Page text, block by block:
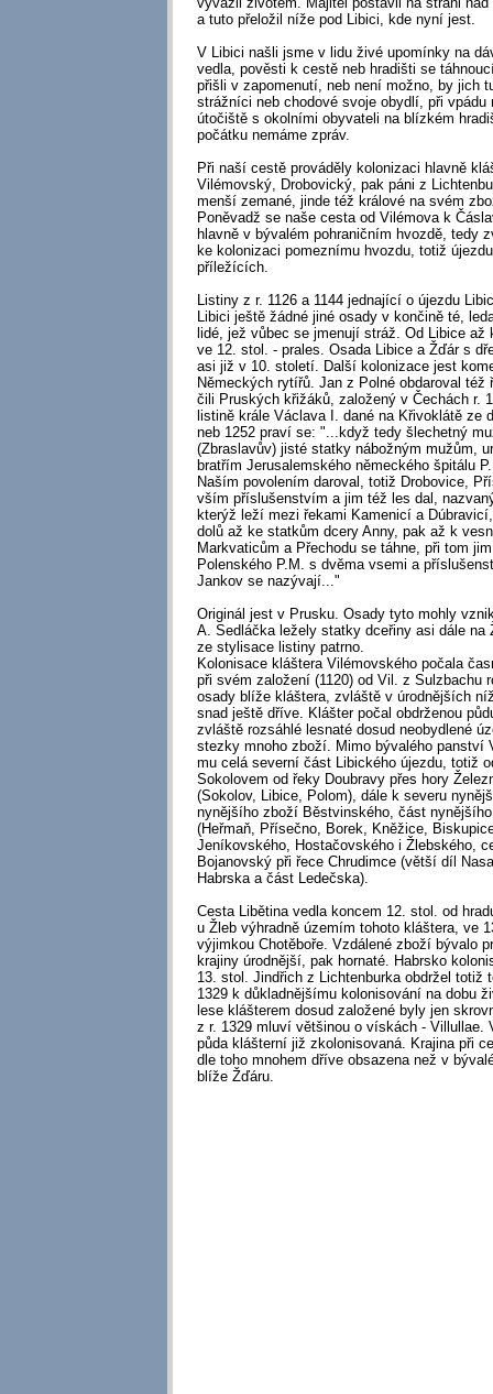
a tuto přeložil níže pod Libici, kde nyní jest.
V Libici našli jsme v lidu živé upomínky na
vedla, pověsti k cestě neb hradišti se
přišli v zapomenutí, neb není možno, by jich
strážníci neb chodové svoje obydlí, při vpádu
útočiště s okolními obyvateli na blízkém
počátku nemáme zpráv.
Při naší cestě prováděly kolonizaci hlavně
Vilémovský, Drobovický, pak páni z
menší zemané, jinde též králové na svém
Poněvadž se naše cesta od Vilémova k
hlavně v bývalém pohraničním hvozdě, tedy
ke kolonizaci pomeznímu hvozdu, totiž
příležících.
Listiny z r. 1126 a 1144 jednající o újezdu
Libici ještě žádné jiné osady v končině té,
lidé, jež vůbec se jmenují stráž. Od Libice až
ve 12. stol. - prales. Osada Libice a Žďár s
asi již v 10. století. Další kolonizace jest
Německých rytířů. Jan z Polné obdaroval též
čili Pruských křižáků, založený v Čechách r.
listině krále Václava I. dané na Křivoklátě ze
neb 1252 praví se: "...když tedy šlechetný
(Zbraslavův) jisté statky nábožným mužům,
bratřím Jerusalemského německého špitálu
Naším povolením daroval, totiž Drobovice,
vším příslušenstvím a jim též les dal,
kterýž leží mezi řekami Kamenicí a
dolů až ke statkům dcery Anny, pak až k
Markvaticům a Přechodu se táhne, při tom
Polenského P.M. s dvěma vsemi a
Jankov se nazývají..."
Originál jest v Prusku. Osady tyto mohly
A. Sedláčka ležely statky dceřiny asi dále na
ze stylisace listiny patrno.
Kolonisace kláštera Vilémovského počala
při svém založení (1120) od Vil. z Sulzbachu
osady blíže kláštera, zvláště v úrodnějších
snad ještě dříve. Klášter počal obdrženou
zvláště rozsáhlé lesnaté dosud neobydlené
stezky mnoho zboží. Mimo bývalého panství
mu celá severní část Libického újezdu, totiž
Sokolovem od řeky Doubravy přes hory
(Sokolov, Libice, Polom), dále k severu
nynějšího zboží Běstvinského, část
(Heřmaň, Přísečno, Borek, Kněžice,
Jeníkovského, Hostačovského i Žlebského,
Bojanovský při řece Chrudimce (větší díl
Habrska a část Ledečska).
Cesta Libětina vedla koncem 12. stol. od
u Žleb výhradně územím tohoto kláštera, ve
výjimkou Chotěboře. Vzdálené zboží bývalo
krajiny úrodnější, pak hornaté. Habrsko
13. stol. Jindřich z Lichtenburka obdržel totiž
1329 k důkladnějšímu kolonisování na dobu
lese klášterem dosud založené byly jen
z r. 1329 mluví většinou o vískách - Villullae.
půda klášterní již zkolonisovaná. Krajina při
dle toho mnohem dříve obsazena než v
blíže Žďáru.